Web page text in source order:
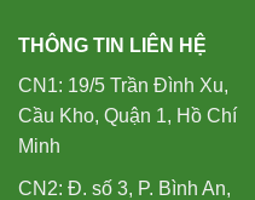
THÔNG TIN LIÊN HỆ
CN1: 19/5 Trần Đình Xu,
Cầu Kho, Quận 1, Hồ Chí
Minh
CN2: Đ. số 3, P. Bình An,